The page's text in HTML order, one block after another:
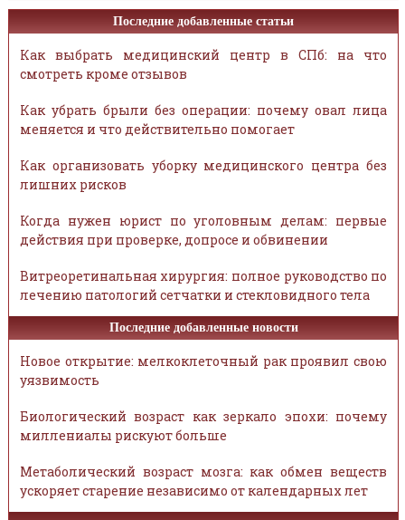
Последние добавленные статьи
Как выбрать медицинский центр в СПб: на что
смотреть кроме отзывов
Как убрать брыли без операции: почему овал лица
меняется и что действительно помогает
Как организовать уборку медицинского центра без
лишних рисков
Когда нужен юрист по уголовным делам: первые
действия при проверке, допросе и обвинении
Витреоретинальная хирургия: полное руководство по
лечению патологий сетчатки и стекловидного тела
Последние добавленные новости
Новое открытие: мелкоклеточный рак проявил свою
уязвимость
Биологический возраст как зеркало эпохи: почему
миллениалы рискуют больше
Метаболический возраст мозга: как обмен веществ
ускоряет старение независимо от календарных лет